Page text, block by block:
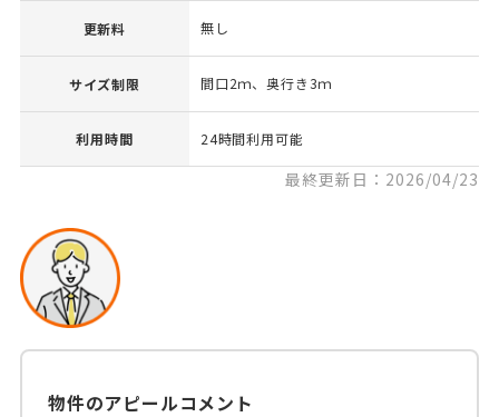
更新料 無し
サイズ制限 間口2ｍ、奥行き3ｍ
利用時間 24時間利用可能
最終更新日：2026/04/23
物件のアピールコメント